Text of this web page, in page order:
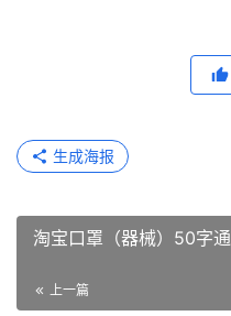
生成海报
淘宝口罩（器械）50字
上一篇